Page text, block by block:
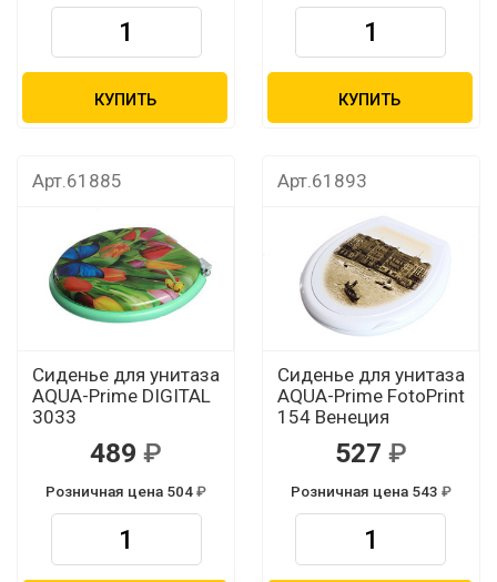
КУПИТЬ КУПИТЬ
Арт.61885
Сиденье для унитаза
AQUA-Prime DIGITAL
3033
489
Розничная цена 504
Арт.61893
Сиденье для унитаза
AQUA-Prime FotoPrint
154 Венеция
527
Розничная цена 543